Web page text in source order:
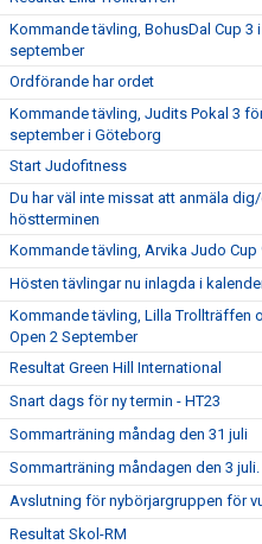
Kommande tävling, BohusDal Cup 3
september
Ordförande har ordet
Kommande tävling, Judits Pokal 3
september i Göteborg
Start Judofitness
Du har väl inte missat att anmäla dig/
höstterminen
Kommande tävling, Arvika Judo
Hösten tävlingar nu inlagda i
Kommande tävling, Lilla Trollträffen
Open 2 September
Resultat Green Hill International
Snart dags för ny termin - HT23
Sommarträning måndag den 31 juli
Sommarträning måndagen den 3 juli.
Avslutning för nybörjargruppen för
Resultat Skol-RM